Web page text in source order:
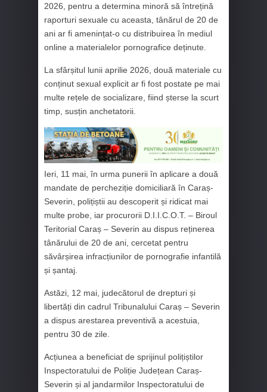
2026, pentru a determina minoră să întrețină
raporturi sexuale cu aceasta, tânărul de 20 de
ani ar fi amenințat-o cu distribuirea în mediul
online a materialelor pornografice deținute.
La sfârșitul lunii aprilie 2026, două materiale cu
conținut sexual explicit ar fi fost postate pe mai
multe rețele de socializare, fiind șterse la scurt
timp, susțin anchetatorii.
Ieri, 11 mai, în urma punerii în aplicare a două
mandate de percheziție domiciliară în Caraș-
Severin, polițiștii au descoperit și ridicat mai
multe probe, iar procurorii D.I.I.C.O.T. – Biroul
Teritorial Caraș – Severin au dispus reținerea
tânărului de 20 de ani, cercetat pentru
săvârșirea infracțiunilor de pornografie infantilă
și șantaj.
Astăzi, 12 mai, judecătorul de drepturi și
libertăți din cadrul Tribunalului Caraș – Severin
a dispus arestarea preventivă a acestuia,
pentru 30 de zile.
Acțiunea a beneficiat de sprijinul polițiștilor
Inspectoratului de Poliție Județean Caraș-
Severin și al jandarmilor Inspectoratului de